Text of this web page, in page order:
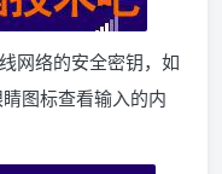
网络的安全密钥，如
图标查看输入的内